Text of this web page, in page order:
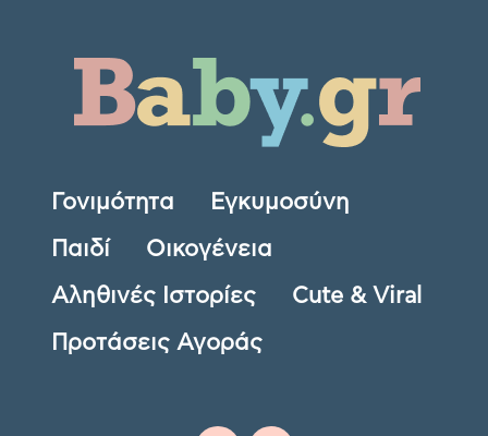
Γονιμότητα Εγκυμοσύνη
Παιδί Οικογένεια
Αληθινές Ιστορίες Cute & Viral
Προτάσεις Αγοράς